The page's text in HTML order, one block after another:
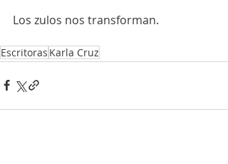
Los zulos nos transforman.
Escritoras Karla Cruz